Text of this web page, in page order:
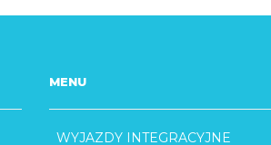
MENU
WYJAZDY INTEGRACYJNE